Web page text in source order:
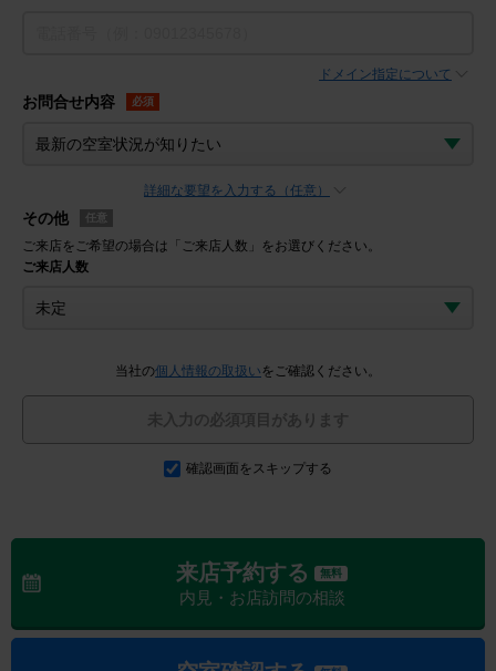
ドメイン指定について
お問合せ内容 必須
詳細な要望を入力する（任意）
その他 任意
ご来店をご希望の場合は「ご来店人数」をお選びください。
ご来店人数
当社の個人情報の取扱い をご確認ください。
未入力の必須項目があります
確認画面をスキップする
来店予約する 無料
内見・お店訪問の相談